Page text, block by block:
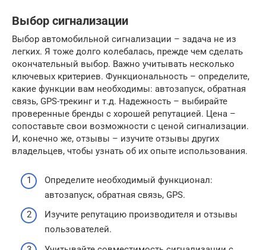
Выбор сигнализации
Выбор автомобильной сигнализации – задача не из
легких. Я тоже долго колебалась, прежде чем сделать
окончательный выбор. Важно учитывать несколько
ключевых критериев. Функциональность – определите,
какие функции вам необходимы: автозапуск, обратная
связь, GPS-трекинг и т.д. Надежность – выбирайте
проверенные бренды с хорошей репутацией. Цена –
сопоставьте свои возможности с ценой сигнализации.
И, конечно же, отзывы – изучите отзывы других
владельцев, чтобы узнать об их опыте использования.
Определите необходимый функционал:
автозапуск, обратная связь, GPS.
Изучите репутацию производителя и отзывы
пользователей.